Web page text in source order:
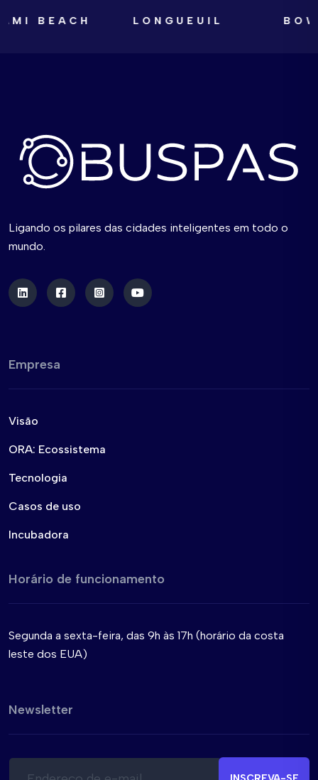
BEACH LONGUEUIL
Ligando os pilares das cidades inteligentes em todo o
mundo.
Empresa
Visão
ORA: Ecossistema
Tecnologia
Casos de uso
Incubadora
Horário de funcionamento
Segunda a sexta-feira, das 9h às 17h (horário da costa
leste dos EUA)
Newsletter
EE